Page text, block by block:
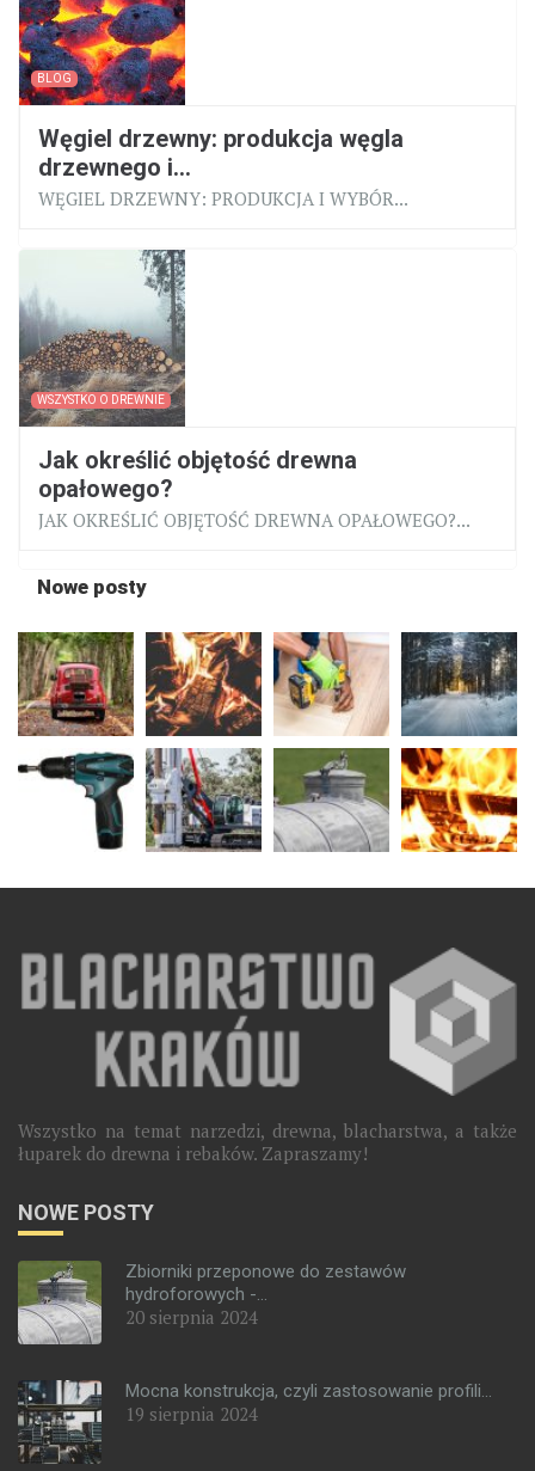
BLOG
Węgiel drzewny: produkcja węgla
drzewnego i...
WĘGIEL DRZEWNY: PRODUKCJA I WYBÓR...
WSZYSTKO O DREWNIE
Jak określić objętość drewna
opałowego?
JAK OKREŚLIĆ OBJĘTOŚĆ DREWNA OPAŁOWEGO?...
Nowe posty
Wszystko na temat narzedzi, drewna, blacharstwa, a także
łuparek do drewna i rebaków. Zapraszamy!
NOWE POSTY
Zbiorniki przeponowe do zestawów
hydroforowych -...
20 sierpnia 2024
Mocna konstrukcja, czyli zastosowanie profili...
19 sierpnia 2024